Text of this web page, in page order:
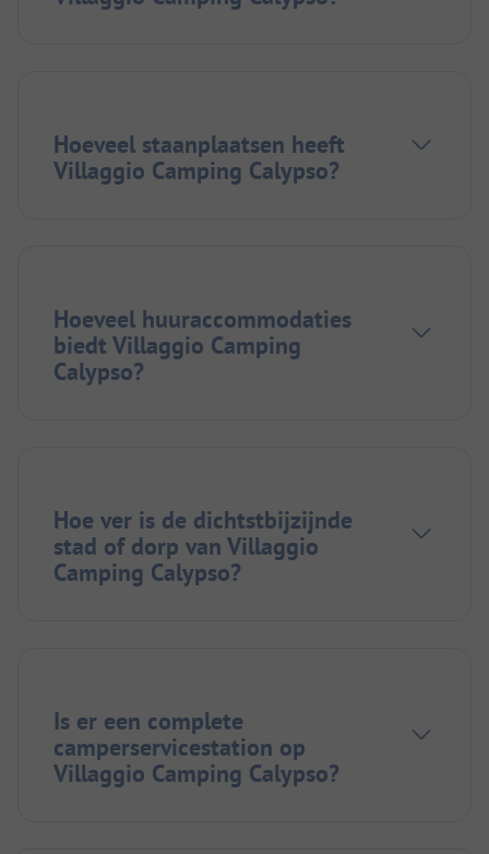
Hoeveel staanplaatsen heeft
Villaggio Camping Calypso?
Hoeveel huuraccommodaties
biedt Villaggio Camping
Calypso?
Hoe ver is de dichtstbijzijnde
stad of dorp van Villaggio
Camping Calypso?
Is er een complete
camperservicestation op
Villaggio Camping Calypso?